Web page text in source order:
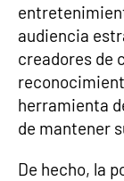
audiencia
creadores de
herramienta
de mantener
De hecho, la